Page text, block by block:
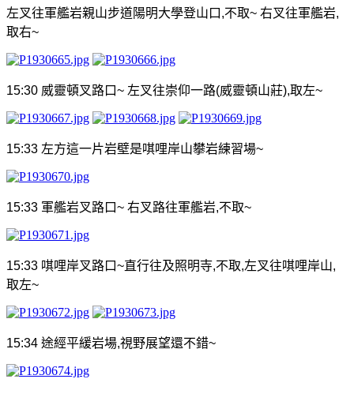
左叉往軍艦岩親山步道陽明大學登山口 ,不取~ 右叉往軍艦岩,
取右~
15:30 威靈頓叉路口~ 左叉往崇仰一路(威靈頓山莊),取左~
15:33 左方這一片岩壁是唭哩岸山攀岩練習場~
15:33 軍艦岩叉路口~ 右叉路往軍艦岩,不取~
15:33 唭哩岸叉路口~直行往及照明寺,不取,左叉往唭哩岸山,
取左~
15:34 途經平緩岩場,視野展望還不錯~